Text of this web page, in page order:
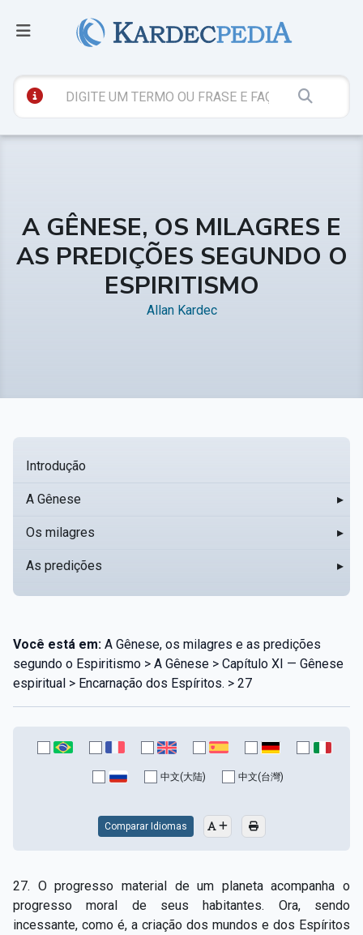
A GÊNESE, OS MILAGRES E
AS PREDIÇÕES SEGUNDO O
ESPIRITISMO
Allan Kardec
Introdução
A Gênese ▸
Os milagres ▸
As predições ▸
Você está em: A Gênese, os milagres e as predições
segundo o Espiritismo > A Gênese > Capítulo XI — Gênese
espiritual > Encarnação dos Espíritos. > 27
中文(大陆) 中文(台灣)
Comparar Idiomas
27. O progresso material de um planeta acompanha o
progresso moral de seus habitantes. Ora, sendo
incessante, como é, a criação dos mundos e dos Espíritos